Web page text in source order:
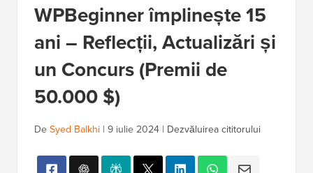
WPBeginner împlinește 15
ani – Reflecții, Actualizări și
un Concurs (Premii de
50.000 $)
DeSyed Balkhi | 9 iulie 2024 | Dezvăluirea cititorului